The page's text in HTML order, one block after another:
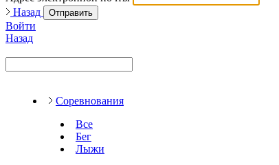
Назад
Отправить
Войти
Назад
Соревнования
Все
Бег
Лыжи